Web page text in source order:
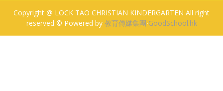
Copyright @ LOCK TAO CHRISTIAN KINDERGARTEN All right
reserved © Powered by 教育傳媒集團‧GoodSchool.hk